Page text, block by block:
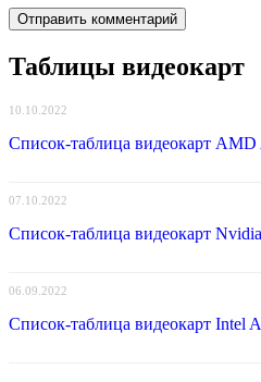
Таблицы видеокарт
10.10.2022
Список-таблица видеокарт AMD
07.10.2022
Список-таблица видеокарт
06.09.2022
Список-таблица видеокарт Intel